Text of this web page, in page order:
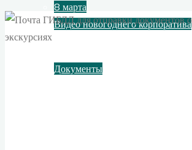
8 марта
Видео новогоднего корпоратива
Контакты
Документы